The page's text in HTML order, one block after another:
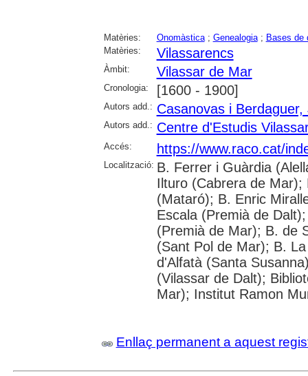
Matèries: Onomàstica; Genealogia; Bases de
Matèries:
Vilassarencs
Àmbit: Vilassar de Mar
Cronologia: [1600 - 1900]
Autors add.: Casanovas i Berdaguer,
Autors add.: Centre d'Estudis
Accés: https://www.raco.cat/
Localització: B. Ferrer i Guàrdia
Ilturo (Cabrera de Mar);
(Mataró); B. Enric
Escala (Premià de
(Premià de Mar); B. de
(Sant Pol de Mar); B.
d'Alfatà (Santa
(Vilassar de Dalt);
Mar); Institut Ramon
Enllaç permanent a aquest